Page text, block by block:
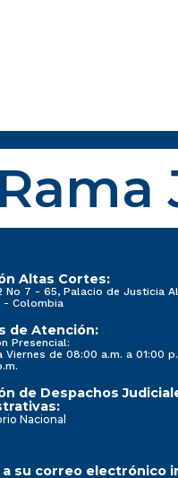
Rama
Altas Cortes:
No 7 - 65, Palacio de Justicia
- Colombia
de Atención:
Presencial:
Viernes de 08:00 a.m. a 01:00
de Despachos
Nacional
a su correo electrónico